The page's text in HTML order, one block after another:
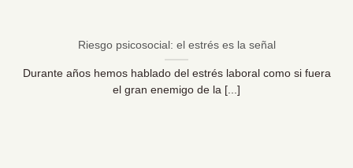
Riesgo psicosocial: el estrés es la señal
Durante años hemos hablado del estrés laboral como si fuera
el gran enemigo de la [...]